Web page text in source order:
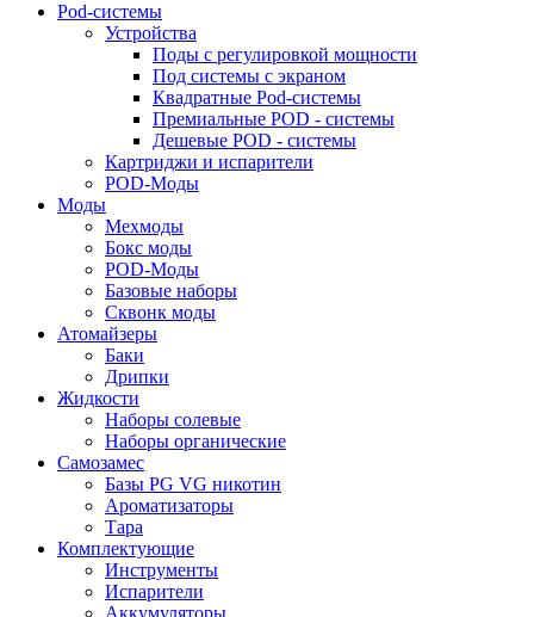
Pod-системы
Устройства
Поды с регулировкой мощности
Под системы с экраном
Квадратные Pod-системы
Премиальные POD - системы
Дешевые POD - системы
Картриджи и испарители
POD-Моды
Моды
Мехмоды
Бокс моды
POD-Моды
Базовые наборы
Сквонк моды
Атомайзеры
Баки
Дрипки
Жидкости
Наборы солевые
Наборы органические
Самозамес
Базы PG VG никотин
Ароматизаторы
Тара
Комплектующие
Инструменты
Испарители
Аккумуляторы